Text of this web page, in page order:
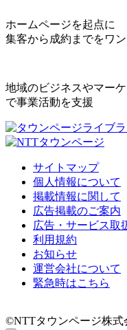
ホームページを起点に
集客から成約までをワ
地域のビジネスやマー
で事業活動を支援
サイトマップ
個人情報について
掲載情報に関して
広告掲載のご案内
広告・サービス取
利用規約
お知らせ
運営会社について
緊急時はこちら
©NTTタウンページ株式